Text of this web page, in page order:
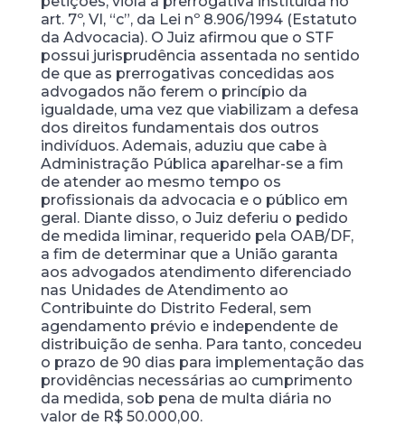
art. 7º, VI, “c”, da Lei nº 8.906/1994 (Estatuto
da Advocacia). O Juiz afirmou que o STF
possui jurisprudência assentada no sentido
de que as prerrogativas concedidas aos
advogados não ferem o princípio da
igualdade, uma vez que viabilizam a defesa
dos direitos fundamentais dos outros
indivíduos. Ademais, aduziu que cabe à
Administração Pública aparelhar-se a fim
de atender ao mesmo tempo os
profissionais da advocacia e o público em
geral. Diante disso, o Juiz deferiu o pedido
de medida liminar, requerido pela OAB/DF,
a fim de determinar que a União garanta
aos advogados atendimento diferenciado
nas Unidades de Atendimento ao
Contribuinte do Distrito Federal, sem
agendamento prévio e independente de
distribuição de senha. Para tanto, concedeu
o prazo de 90 dias para implementação das
providências necessárias ao cumprimento
da medida, sob pena de multa diária no
valor de R$ 50.000,00.